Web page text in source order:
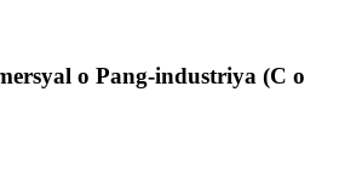
o Pang-industriya (C o